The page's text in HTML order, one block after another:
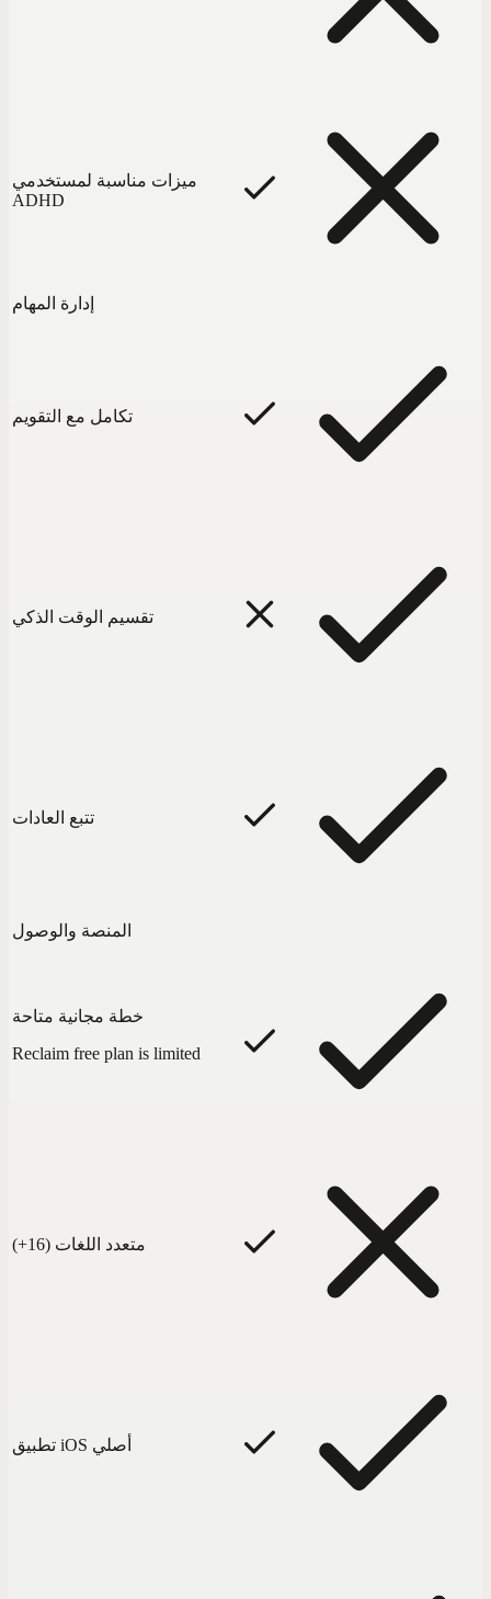
ميزات مناسبة لمستخدمي
ADHD
إدارة المهام
تكامل مع التقويم
تقسيم الوقت الذكي
تتبع العادات
المنصة والوصول
خطة مجانية متاحة
Reclaim free plan is limited
متعدد اللغات (16+)
تطبيق iOS أصلي